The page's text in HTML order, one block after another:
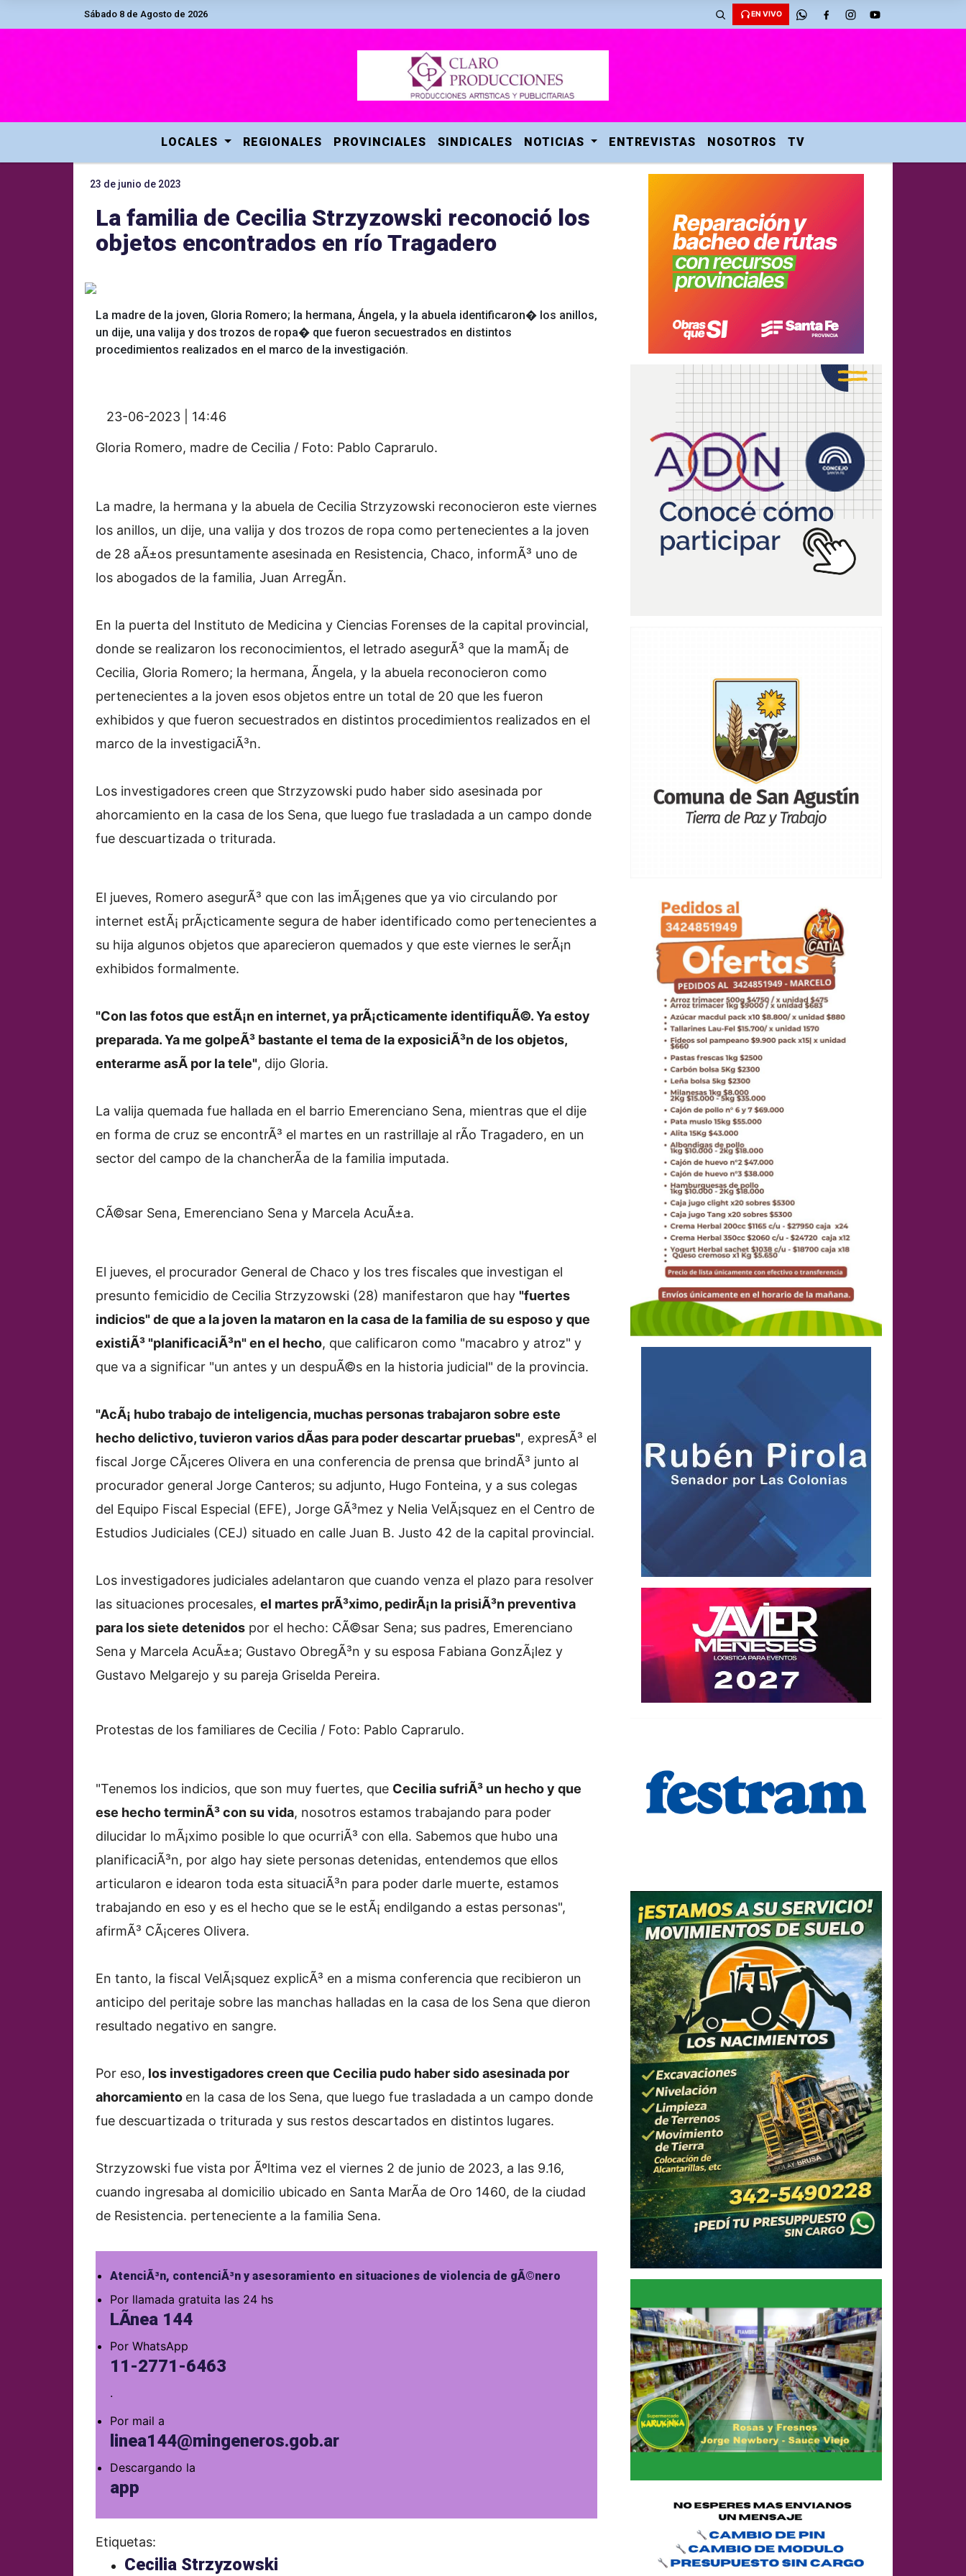
Sábado 8 de Agosto de 2026 EN VIVO
LOCALES REGIONALES PROVINCIALES SINDICALES NOTICIAS ENTREVISTAS NOSOTROS TV
23 de junio de 2023
La familia de Cecilia Strzyzowski reconoció los
objetos encontrados en río Tragadero
La madre de la joven, Gloria Romero; la hermana, Ángela, y la abuela identificaron� los anillos,
un dije, una valija y dos trozos de ropa� que fueron secuestrados en distintos
procedimientos realizados en el marco de la investigación.
23-06-2023 | 14:46
Gloria Romero, madre de Cecilia / Foto: Pablo Caprarulo.
La madre, la hermana y la abuela de Cecilia Strzyzowski reconocieron este viernes
los anillos, un dije, una valija y dos trozos de ropa como pertenecientes a la joven
de 28 aÃ±os presuntamente asesinada en Resistencia, Chaco, informÃ³ uno de
los abogados de la familia, Juan ArregÃ­n.
En la puerta del Instituto de Medicina y Ciencias Forenses de la capital provincial,
donde se realizaron los reconocimientos, el letrado asegurÃ³ que la mamÃ¡ de
Cecilia, Gloria Romero; la hermana, Ãngela, y la abuela reconocieron como
pertenecientes a la joven esos objetos entre un total de 20 que les fueron
exhibidos y que fueron secuestrados en distintos procedimientos realizados en el
marco de la investigaciÃ³n.
Los investigadores creen que Strzyzowski pudo haber sido asesinada por
ahorcamiento en la casa de los Sena, que luego fue trasladada a un campo donde
fue descuartizada o triturada.
El jueves, Romero asegurÃ³ que con las imÃ¡genes que ya vio circulando por
internet estÃ¡ prÃ¡cticamente segura de haber identificado como pertenecientes a
su hija algunos objetos que aparecieron quemados y que este viernes le serÃ¡n
exhibidos formalmente.
"Con las fotos que estÃ¡n en internet, ya prÃ¡cticamente identifiquÃ©. Ya estoy
preparada. Ya me golpeÃ³ bastante el tema de la exposiciÃ³n de los objetos,
enterarme asÃ­ por la tele", dijo Gloria.
La valija quemada fue hallada en el barrio Emerenciano Sena, mientras que el dije
en forma de cruz se encontrÃ³ el martes en un rastrillaje al rÃ­o Tragadero, en un
sector del campo de la chancherÃ­a de la familia imputada.
CÃ©sar Sena, Emerenciano Sena y Marcela AcuÃ±a.
El jueves, el procurador General de Chaco y los tres fiscales que investigan el
presunto femicidio de Cecilia Strzyzowski (28) manifestaron que hay "fuertes
indicios" de que a la joven la mataron en la casa de la familia de su esposo y que
existiÃ³ "planificaciÃ³n" en el hecho, que calificaron como "macabro y atroz" y
que va a significar "un antes y un despuÃ©s en la historia judicial" de la provincia.
"AcÃ¡ hubo trabajo de inteligencia, muchas personas trabajaron sobre este
hecho delictivo, tuvieron varios dÃ­as para poder descartar pruebas", expresÃ³ el
fiscal Jorge CÃ¡ceres Olivera en una conferencia de prensa que brindÃ³ junto al
procurador general Jorge Canteros; su adjunto, Hugo Fonteina, y a sus colegas
del Equipo Fiscal Especial (EFE), Jorge GÃ³mez y Nelia VelÃ¡squez en el Centro de
Estudios Judiciales (CEJ) situado en calle Juan B. Justo 42 de la capital provincial.
Los investigadores judiciales adelantaron que cuando venza el plazo para resolver
las situaciones procesales, el martes prÃ³ximo, pedirÃ¡n la prisiÃ³n preventiva
para los siete detenidos por el hecho: CÃ©sar Sena; sus padres, Emerenciano
Sena y Marcela AcuÃ±a; Gustavo ObregÃ³n y su esposa Fabiana GonzÃ¡lez y
Gustavo Melgarejo y su pareja Griselda Pereira.
Protestas de los familiares de Cecilia / Foto: Pablo Caprarulo.
"Tenemos los indicios, que son muy fuertes, que Cecilia sufriÃ³ un hecho y que
ese hecho terminÃ³ con su vida, nosotros estamos trabajando para poder
dilucidar lo mÃ¡ximo posible lo que ocurriÃ³ con ella. Sabemos que hubo una
planificaciÃ³n, por algo hay siete personas detenidas, entendemos que ellos
articularon e idearon toda esta situaciÃ³n para poder darle muerte, estamos
trabajando en eso y es el hecho que se le estÃ¡ endilgando a estas personas",
afirmÃ³ CÃ¡ceres Olivera.
En tanto, la fiscal VelÃ¡squez explicÃ³ en a misma conferencia que recibieron un
anticipo del peritaje sobre las manchas halladas en la casa de los Sena que dieron
resultado negativo en sangre.
Por eso, los investigadores creen que Cecilia pudo haber sido asesinada por
ahorcamiento en la casa de los Sena, que luego fue trasladada a un campo donde
fue descuartizada o triturada y sus restos descartados en distintos lugares.
Strzyzowski fue vista por Ãºltima vez el viernes 2 de junio de 2023, a las 9.16,
cuando ingresaba al domicilio ubicado en Santa MarÃ­a de Oro 1460, de la ciudad
de Resistencia. perteneciente a la familia Sena.
AtenciÃ³n, contenciÃ³n y asesoramiento en situaciones de violencia de gÃ©nero
Por llamada gratuita las 24 hs
LÃ­nea 144
Por WhatsApp
11-2771-6463
.
Por mail a
linea144@mingeneros.gob.ar
Descargando la
app
Etiquetas:
Cecilia Strzyzowski